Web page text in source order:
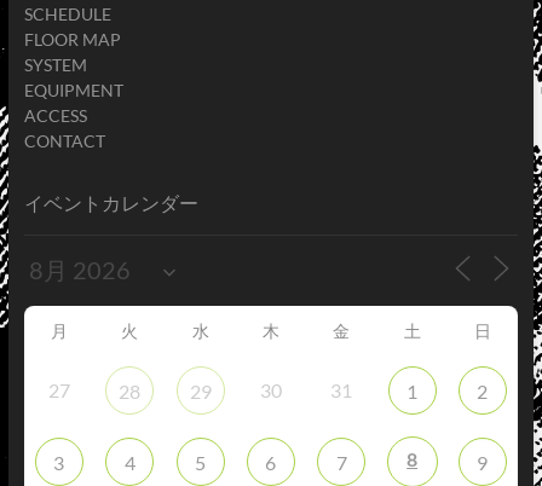
SCHEDULE
FLOOR MAP
SYSTEM
EQUIPMENT
ACCESS
CONTACT
イベントカレンダー
月 火 水 木 金 土 日
27 28 29 30 31 1 2
3 4 5 6 7 8 9